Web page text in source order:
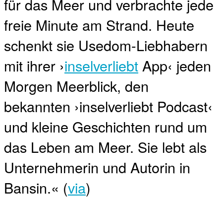
freie Minute am Strand. Heute
schenkt sie Usedom-Liebhabern
mit ihrer ›inselverliebt App‹ jeden
Morgen Meerblick, den
bekannten ›inselverliebt Podcast‹
und kleine Geschichten rund um
das Leben am Meer. Sie lebt als
Unternehmerin und Autorin in
Bansin.« (via)